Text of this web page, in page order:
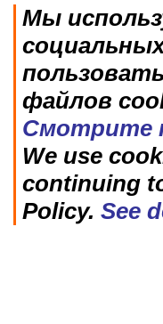
Мы
файлов
Смотрите
We use
continuing
Policy. See